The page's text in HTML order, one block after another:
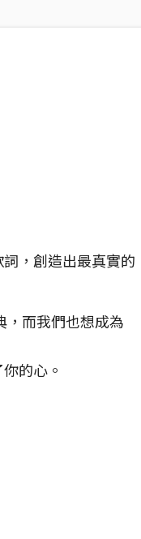
，創造出最真實的
，而我們也想成為
的心。